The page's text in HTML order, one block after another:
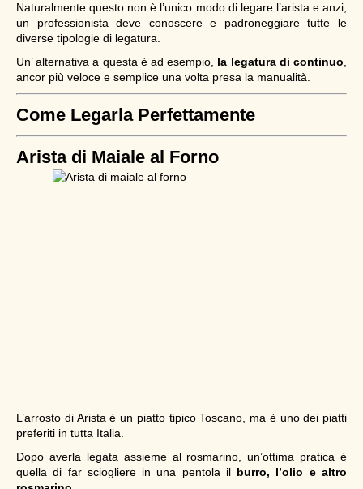
Naturalmente questo non è l’unico modo di legare l’arista e anzi,
un professionista deve conoscere e padroneggiare tutte le
diverse tipologie di legatura.
Un’ alternativa a questa è ad esempio, la legatura di continuo
ancor più veloce e semplice una volta presa la manualità.
Come Legarla Perfettamente
Arista di Maiale al Forno
L’arrosto di Arista è un piatto tipico Toscano, ma è uno dei piatti
preferiti in tutta Italia.
Dopo averla legata assieme al rosmarino, un’ottima pratica è
quella di far sciogliere in una pentola il burro, l’olio e altro